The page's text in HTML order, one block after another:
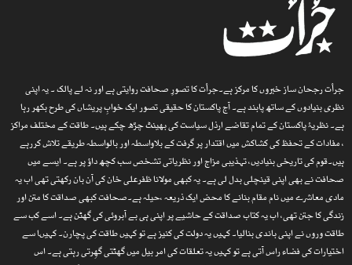
جرأت رجحان ساز خبروں کا مرکز ہے۔جرأت کا تصورِ صحافت روایتی ہے اور نہ لے پالک ۔ یہ اپنی
نظری بنیادوں کے ساتھ پابند ہے۔ آج پاکستان کا حقیقی تصور ایک خوابِ پریشاں کی طرح بکھر رہا
ہے۔ نظریۂ پاکستان کے تمام تقاضے ارذل سیاست کی بھینٹ چڑھ چکے ہیں۔ طاقت کے مختلف مراکز
، مفادات کے تحفظ کی کشاکش میں اقتدار پر گرفت کے بلاواسطہ اور بالواسطہ طریقے تلاش کررہے
ہیں۔قوم کی تاریخی بنیادیں، تہذیبی مزاج اور نظریاتی تشخص سب کچھ داؤ پر ہے۔ ایسے میں
صحافت نے بھی اپنی قینچلی بدل لی ہے۔ یہ کبھی مولانا ظفرعلی خان کی آن بان رکھتی تھی اب یہ
مادی معاشرے میں نام مقام بنانے کا محض ایک ذریعہ ،حیلہ ہے۔صحافت کبھی صداقت کا متن اور
زندگی کا جتن تھی، اب یہ کتاب صداقت کے حاشیے پر اپنی ہی بے آبروئی کی گھٹن ہے۔ اسے کب سے
طاقت وروں نے اپنی باندی بنالیا۔ کہیں یہ دولت کی کنیز ہے تو کہیں طاقت کی پچارن۔ کہیںا سے
اختیارات کی فضاء راس آتی ہے تو کہیں یہ تعلقات کی امر بیل میں گھٹتی گھِرتی رہتی ہے۔ اس